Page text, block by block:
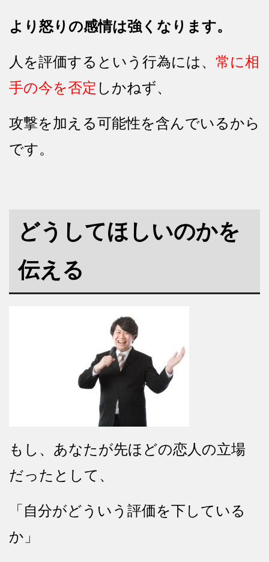
より怒りの感情は強くなります。
人を評価するという行為には、 常に相
手の今を否定 しかねず、
攻撃を加える可能性を含んでいるから
です。
どうしてほしいのかを
伝える
もし、あなたが先ほどの恋人の立場
だったとして、
「自分がどういう評価を下している
か」